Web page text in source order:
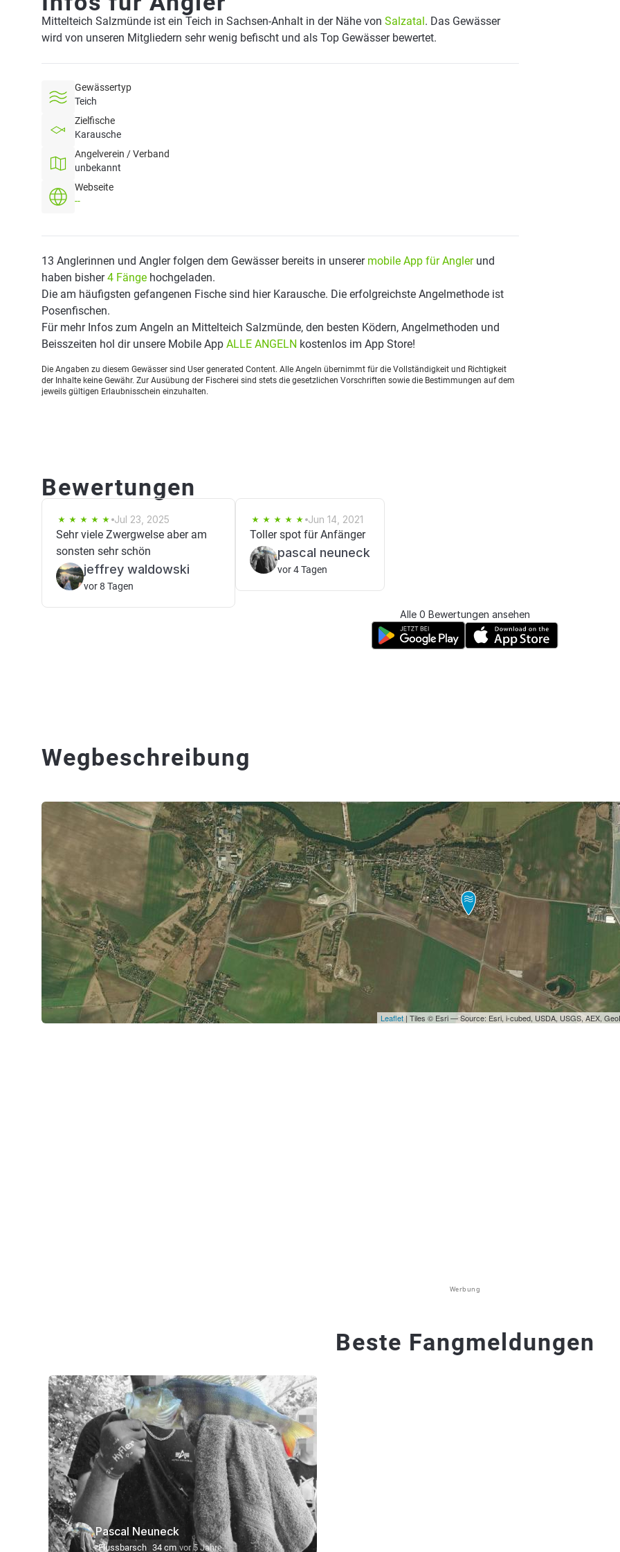
Mittelteich Salzmünde ist ein Teich in Sachsen-Anhalt in der Nähe von Salzatal. Das Gewässer
wird von unseren Mitgliedern sehr wenig befischt und als Top Gewässer bewertet.
Gewässertyp
Teich
Zielfische
Karausche
Angelverein / Verband
unbekannt
Webseite
--
13 Anglerinnen und Angler folgen dem Gewässer bereits in unserer mobile App für Anglerund
haben bisher4 Fänge hochgeladen.
Die am häufigsten gefangenen Fische sind hier Karausche. Die erfolgreichste Angelmethode ist
Posenfischen.
Für mehr Infos zum Angeln an Mittelteich Salzmünde, den besten Ködern, Angelmethoden und
Beisszeiten hol dir unsere Mobile App ALLE ANGELN kostenlos im App Store!
Die Angaben zu diesem Gewässer sind User generated Content. Alle Angeln übernimmt für die Vollständigkeit und Richtigkeit
der Inhalte keine Gewähr. Zur Ausübung der Fischerei sind stets die gesetzlichen Vorschriften sowie die Bestimmungen auf dem
jeweils gültigen Erlaubnisschein einzuhalten.
Bewertungen
Jul 23, 2025
Sehr viele Zwergwelse aber am
sonsten sehr schön
jeffrey waldowski
vor 8 Tagen
Jun 14, 2021
Toller spot für Anfänger
pascal neuneck
vor 4 Tagen
Alle 0 Bewertungen ansehen
Wegbeschreibung
Leaflet | Tiles © Esri — Source: Esri, i-cubed, USDA, USGS, AEX,
Werbung
Beste Fangmeldungen
Pascal Neuneck
Flussbarsch 34 cm vor 5 Jahre